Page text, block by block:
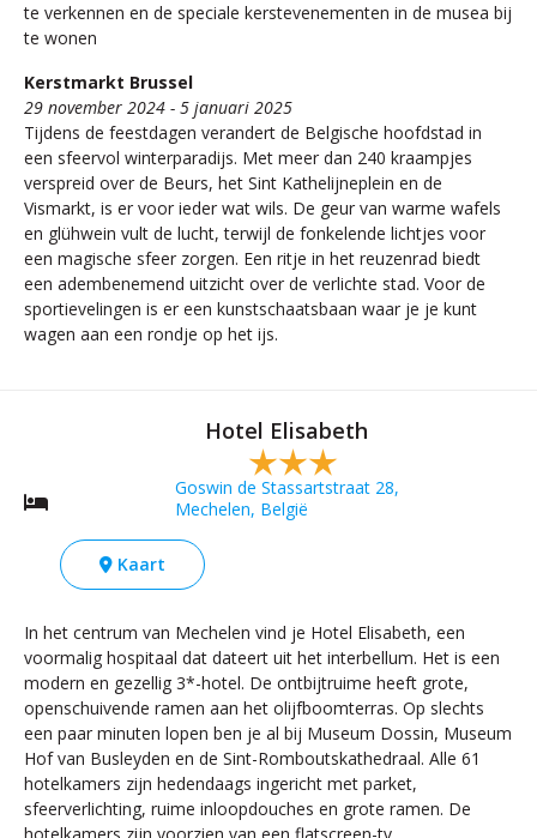
te verkennen en de speciale kerstevenementen in de musea bij
te wonen
Kerstmarkt Brussel
29 november 2024 - 5 januari 2025
Tijdens de feestdagen verandert de Belgische hoofdstad in
een sfeervol winterparadijs. Met meer dan 240 kraampjes
verspreid over de Beurs, het Sint Kathelijneplein en de
Vismarkt, is er voor ieder wat wils. De geur van warme wafels
en glühwein vult de lucht, terwijl de fonkelende lichtjes voor
een magische sfeer zorgen. Een ritje in het reuzenrad biedt
een adembenemend uitzicht over de verlichte stad. Voor de
sportievelingen is er een kunstschaatsbaan waar je je kunt
wagen aan een rondje op het ijs.
Hotel Elisabeth
Goswin de Stassartstraat 28,
Mechelen, België
Kaart
In het centrum van Mechelen vind je Hotel Elisabeth, een
voormalig hospitaal dat dateert uit het interbellum. Het is een
modern en gezellig 3*-hotel. De ontbijtruime heeft grote,
openschuivende ramen aan het olijfboomterras. Op slechts
een paar minuten lopen ben je al bij Museum Dossin, Museum
Hof van Busleyden en de Sint-Romboutskathedraal. Alle 61
hotelkamers zijn hedendaags ingericht met parket,
sfeerverlichting, ruime inloopdouches en grote ramen. De